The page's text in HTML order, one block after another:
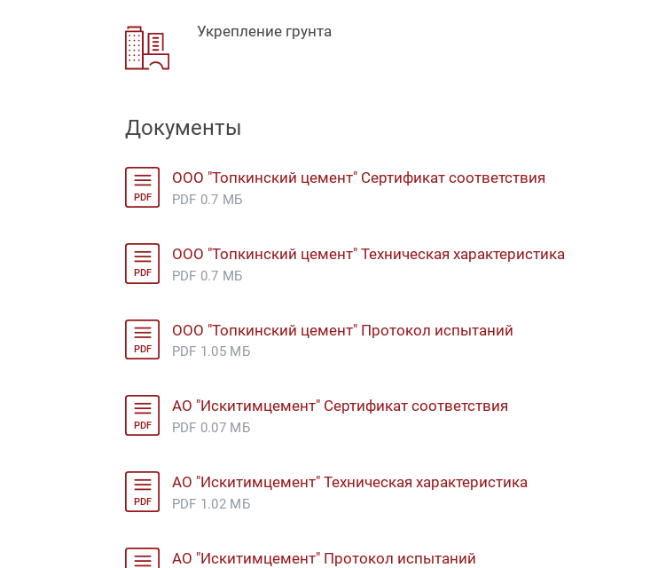
Укрепление грунта
Документы
PDF
ООО "Топкинский цемент" Сертификат соответствия
PDF 0.7 МБ
PDF
ООО "Топкинский цемент" Техническая характеристика
PDF 0.7 МБ
PDF
ООО "Топкинский цемент" Протокол испытаний
PDF 1.05 МБ
PDF
АО "Искитимцемент" Сертификат соответствия
PDF 0.07 МБ
PDF
АО "Искитимцемент" Техническая характеристика
PDF 1.02 МБ
АО "Искитимцемент" Протокол испытаний